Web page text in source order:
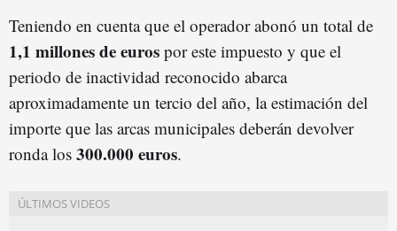
Teniendo en cuenta que el operador abonó un total de
1,1 millones de euros por este impuesto y que el
periodo de inactividad reconocido abarca
aproximadamente un tercio del año, la estimación del
importe que las arcas municipales deberán devolver
ronda los 300.000 euros.